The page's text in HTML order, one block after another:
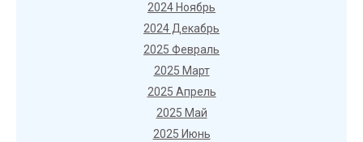
2024 Ноябрь
2024 Декабрь
2025 Февраль
2025 Март
2025 Апрель
2025 Май
2025 Июнь